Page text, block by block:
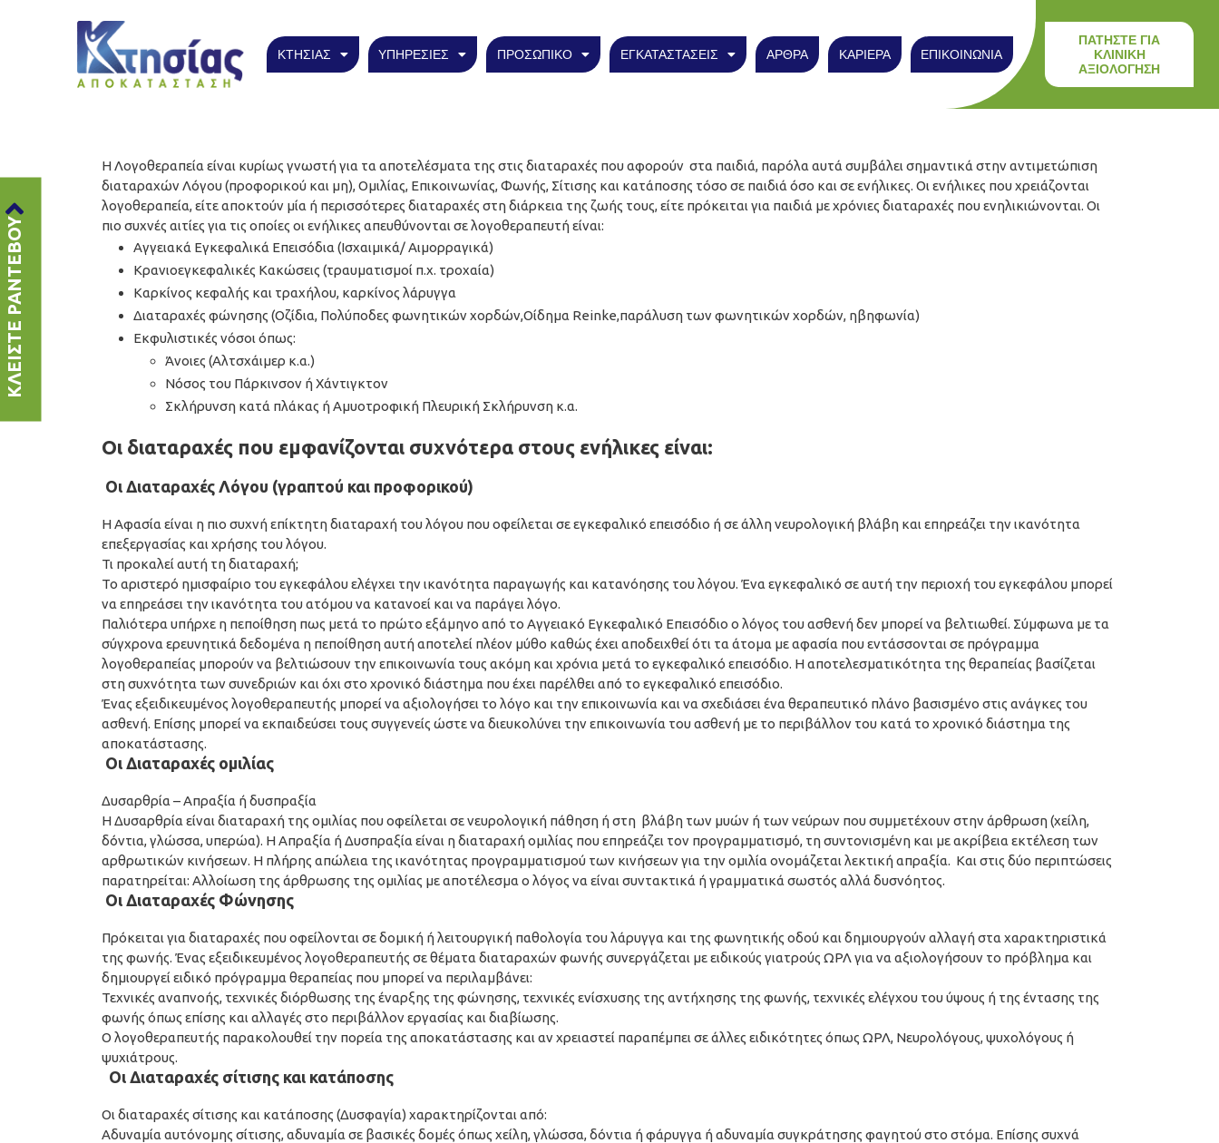
ΚΤΗΣΙΑΣ ΥΠΗΡΕΣΙΕΣ ΠΡΟΣΩΠΙΚΟ ΕΓΚΑΤΑΣΤΑΣΕΙΣ ΑΡΘΡΑ ΚΑΡΙΕΡΑ ΕΠΙΚΟΙΝΩΝΙΑ
ΠΑΤΗΣΤΕ ΓΙΑ
ΚΛΙΝΙΚΗ
ΑΞΙΟΛΟΓΗΣΗ
ΚΛΕΙΣΤΕ ΡΑΝΤΕΒΟΥ
Η Λογοθεραπεία είναι κυρίως γνωστή για τα αποτελέσματα της στις διαταραχές που αφορούν στα παιδιά, παρόλα αυτά συμβάλει σημαντικά στην αντιμετώπιση
διαταραχών Λόγου (προφορικού και μη), Ομιλίας, Επικοινωνίας, Φωνής, Σίτισης και κατάποσης τόσο σε παιδιά όσο και σε ενήλικες. Οι ενήλικες που χρειάζονται
λογοθεραπεία, είτε αποκτούν μία ή περισσότερες διαταραχές στη διάρκεια της ζωής τους, είτε πρόκειται για παιδιά με χρόνιες διαταραχές που ενηλικιώνονται. Οι
πιο συχνές αιτίες για τις οποίες οι ενήλικες απευθύνονται σε λογοθεραπευτή είναι:
Αγγειακά Εγκεφαλικά Επεισόδια (Ισχαιμικά/ Αιμορραγικά)
Κρανιοεγκεφαλικές Κακώσεις (τραυματισμοί π.χ. τροχαία)
Καρκίνος κεφαλής και τραχήλου, καρκίνος λάρυγγα
Διαταραχές φώνησης (Οζίδια, Πολύποδες φωνητικών χορδών,Οίδημα Reinke,παράλυση των φωνητικών χορδών, ηβηφωνία)
Εκφυλιστικές νόσοι όπως:
Άνοιες (Αλτσχάιμερ κ.α.)
Νόσος του Πάρκινσον ή Χάντιγκτον
Σκλήρυνση κατά πλάκας ή Αμυοτροφική Πλευρική Σκλήρυνση κ.α.
Οι διαταραχές που εμφανίζονται συχνότερα στους ενήλικες είναι:
Οι Διαταραχές Λόγου (γραπτού και προφορικού)
Η Αφασία είναι η πιο συχνή επίκτητη διαταραχή του λόγου που οφείλεται σε εγκεφαλικό επεισόδιο ή σε άλλη νευρολογική βλάβη και επηρεάζει την ικανότητα
επεξεργασίας και χρήσης του λόγου.
Τι προκαλεί αυτή τη διαταραχή;
Το αριστερό ημισφαίριο του εγκεφάλου ελέγχει την ικανότητα παραγωγής και κατανόησης του λόγου. Ένα εγκεφαλικό σε αυτή την περιοχή του εγκεφάλου μπορεί
να επηρεάσει την ικανότητα του ατόμου να κατανοεί και να παράγει λόγο.
Παλιότερα υπήρχε η πεποίθηση πως μετά το πρώτο εξάμηνο από το Αγγειακό Εγκεφαλικό Επεισόδιο ο λόγος του ασθενή δεν μπορεί να βελτιωθεί. Σύμφωνα με τα
σύγχρονα ερευνητικά δεδομένα η πεποίθηση αυτή αποτελεί πλέον μύθο καθώς έχει αποδειχθεί ότι τα άτομα με αφασία που εντάσσονται σε πρόγραμμα
λογοθεραπείας μπορούν να βελτιώσουν την επικοινωνία τους ακόμη και χρόνια μετά το εγκεφαλικό επεισόδιο. Η αποτελεσματικότητα της θεραπείας βασίζεται
στη συχνότητα των συνεδριών και όχι στο χρονικό διάστημα που έχει παρέλθει από το εγκεφαλικό επεισόδιο.
Ένας εξειδικευμένος λογοθεραπευτής μπορεί να αξιολογήσει το λόγο και την επικοινωνία και να σχεδιάσει ένα θεραπευτικό πλάνο βασισμένο στις ανάγκες του
ασθενή. Επίσης μπορεί να εκπαιδεύσει τους συγγενείς ώστε να διευκολύνει την επικοινωνία του ασθενή με το περιβάλλον του κατά το χρονικό διάστημα της
αποκατάστασης.
Οι Διαταραχές ομιλίας
Δυσαρθρία – Απραξία ή δυσπραξία
Η Δυσαρθρία είναι διαταραχή της ομιλίας που οφείλεται σε νευρολογική πάθηση ή στη βλάβη των μυών ή των νεύρων που συμμετέχουν στην άρθρωση (χείλη,
δόντια, γλώσσα, υπερώα). Η Απραξία ή Δυσπραξία είναι η διαταραχή ομιλίας που επηρεάζει τον προγραμματισμό, τη συντονισμένη και με ακρίβεια εκτέλεση των
αρθρωτικών κινήσεων. Η πλήρης απώλεια της ικανότητας προγραμματισμού των κινήσεων για την ομιλία ονομάζεται λεκτική απραξία. Και στις δύο περιπτώσεις
παρατηρείται: Αλλοίωση της άρθρωσης της ομιλίας με αποτέλεσμα ο λόγος να είναι συντακτικά ή γραμματικά σωστός αλλά δυσνόητος.
Οι Διαταραχές Φώνησης
Πρόκειται για διαταραχές που οφείλονται σε δομική ή λειτουργική παθολογία του λάρυγγα και της φωνητικής οδού και δημιουργούν αλλαγή στα χαρακτηριστικά
της φωνής. Ένας εξειδικευμένος λογοθεραπευτής σε θέματα διαταραχών φωνής συνεργάζεται με ειδικούς γιατρούς ΩΡΛ για να αξιολογήσουν το πρόβλημα και
δημιουργεί ειδικό πρόγραμμα θεραπείας που μπορεί να περιλαμβάνει:
Τεχνικές αναπνοής, τεχνικές διόρθωσης της έναρξης της φώνησης, τεχνικές ενίσχυσης της αντήχησης της φωνής, τεχνικές ελέγχου του ύψους ή της έντασης της
φωνής όπως επίσης και αλλαγές στο περιβάλλον εργασίας και διαβίωσης.
Ο λογοθεραπευτής παρακολουθεί την πορεία της αποκατάστασης και αν χρειαστεί παραπέμπει σε άλλες ειδικότητες όπως ΩΡΛ, Νευρολόγους, ψυχολόγους ή
ψυχιάτρους.
Οι Διαταραχές σίτισης και κατάποσης
Οι διαταραχές σίτισης και κατάποσης (Δυσφαγία) χαρακτηρίζονται από:
Αδυναμία αυτόνομης σίτισης, αδυναμία σε βασικές δομές όπως χείλη, γλώσσα, δόντια ή φάρυγγα ή αδυναμία συγκράτησης φαγητού στο στόμα. Επίσης συχνά